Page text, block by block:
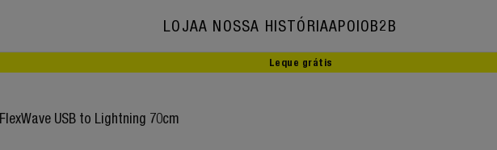
LOJAA NOSSA HISTÓRIA
A nossa história
APOIOB2B
Leque grátis
FlexWave USB to Lightning 70cm